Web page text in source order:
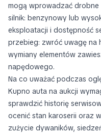
mogą wprowadzać
silnik: benzynowy lub
eksploatacji i dostępność
przebieg: zwróć uwagę na
wymiany elementów
napędowego.
Na co uważać podczas
Kupno auta na aukcji
sprawdzić historię
ocenić stan karoserii oraz
zużycie dywaników,